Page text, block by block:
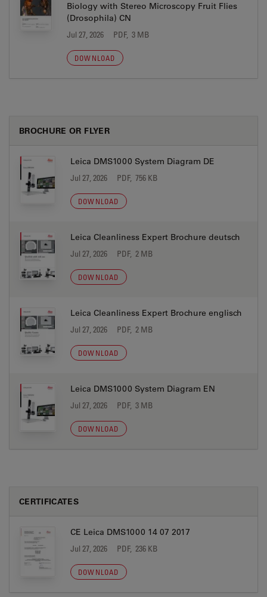
Biology with Stereo Microscopy Fruit Flies
(Drosophila) CN
Jul 27, 2026 PDF, 3 MB
DOWNLOAD
BROCHURE OR FLYER
Leica DMS1000 System Diagram DE
Jul 27, 2026 PDF, 756 KB
DOWNLOAD
Leica Cleanliness Expert Brochure deutsch
Jul 27, 2026 PDF, 2 MB
DOWNLOAD
Leica Cleanliness Expert Brochure englisch
Jul 27, 2026 PDF, 2 MB
DOWNLOAD
Leica DMS1000 System Diagram EN
Jul 27, 2026 PDF, 3 MB
DOWNLOAD
CERTIFICATES
CE Leica DMS1000 14 07 2017
Jul 27, 2026 PDF, 236 KB
DOWNLOAD